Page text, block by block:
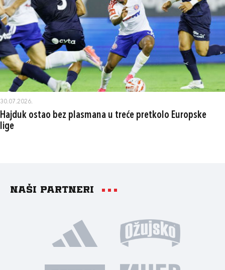
30.07.2026.
Hajduk ostao bez plasmana u treće pretkolo Europske
lige
Naši partneri